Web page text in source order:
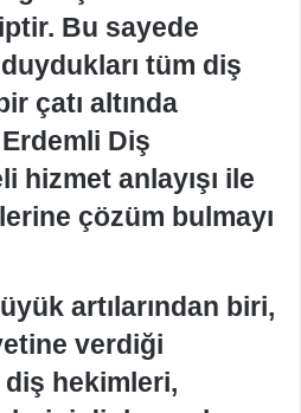
Bu sayede
tüm diş
çatı altında
Diş
hizmet anlayışı ile
çözüm bulmayı
artılarından biri,
verdiği
hekimleri,